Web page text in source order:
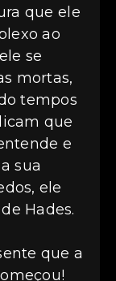
que ele
ao
se
mortas,
tempos
que
e
sua
ele
Hades.
que a